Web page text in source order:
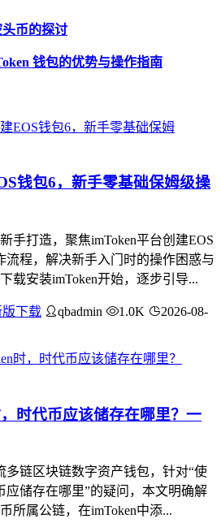
币的探讨
钱包的优势与操作指南
钱包6，新手零基础保姆级操
手打造，聚焦imToken平台创建EOS
流程，解决新手入门时的操作困惑与
载安装imToken开始，逐步引导...
版下载 qbadmin 1.0K
2026-08-
时代币应该储存在哪里？一
多链区块链数字资产钱包，针对“使
应储存在哪里”的疑问，本文明确解
所属公链，在imToken中添...